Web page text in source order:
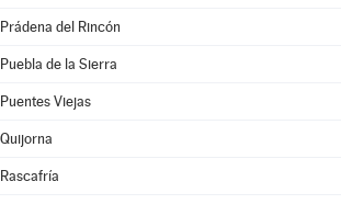
Prádena del Rincón
Puebla de la Sierra
Puentes Viejas
Quijorna
Rascafría